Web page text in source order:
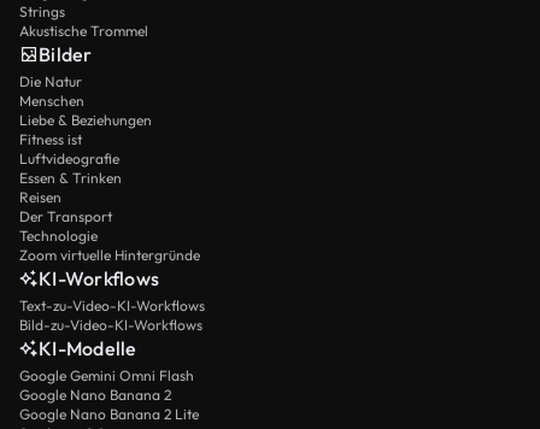
Strings
Akustische Trommel
Bilder
Die Natur
Menschen
Liebe & Beziehungen
Fitness ist
Luftvideografie
Essen & Trinken
Reisen
Der Transport
Technologie
Zoom virtuelle Hintergründe
KI-Workflows
Text-zu-Video-KI-Workflows
Bild-zu-Video-KI-Workflows
KI-Modelle
Google Gemini Omni Flash
Google Nano Banana 2
Google Nano Banana 2 Lite